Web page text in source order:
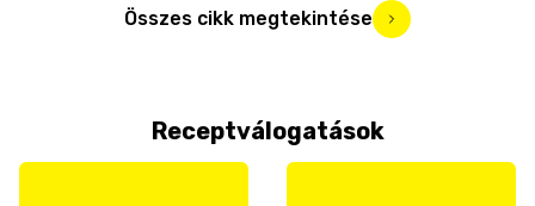
Összes cikk megtekintése
Receptválogatások